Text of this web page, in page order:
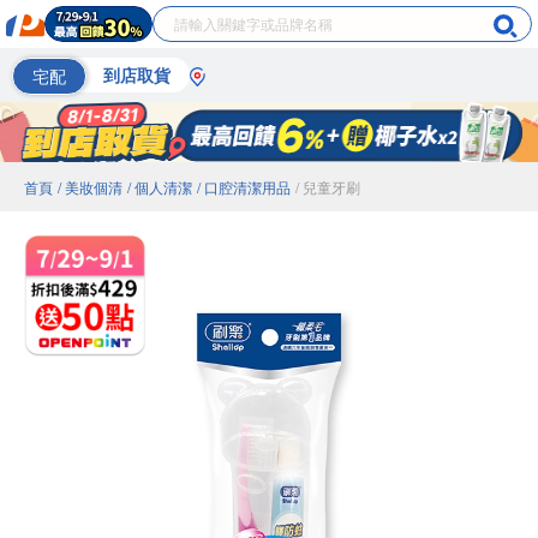
宅配 到店取貨
首頁 / 美妝個清 / 個人清潔 / 口腔清潔用品 / 兒童牙刷